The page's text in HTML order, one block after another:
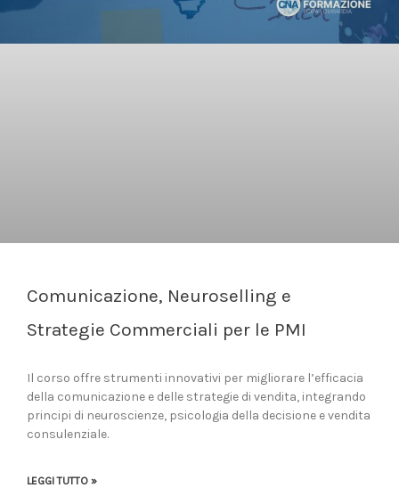
Comunicazione, Neuroselling e
Strategie Commerciali per le PMI
Il corso offre strumenti innovativi per migliorare l’efficacia
della comunicazione e delle strategie di vendita, integrando
principi di neuroscienze, psicologia della decisione e vendita
consulenziale.
LEGGI TUTTO »